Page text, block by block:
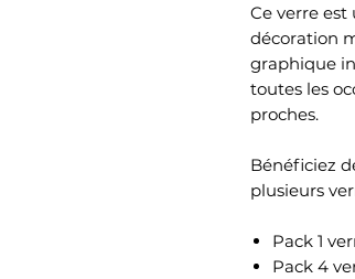
Ce verre
décoration
graphique
toutes les
proches.
Bénéficiez
plusieurs
Pack 1
Pack 4